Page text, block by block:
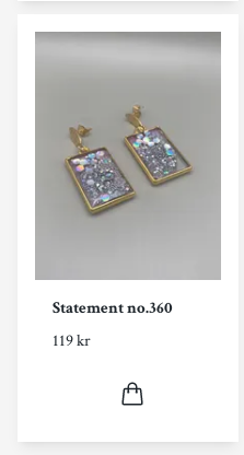
Statement no.360
119 kr